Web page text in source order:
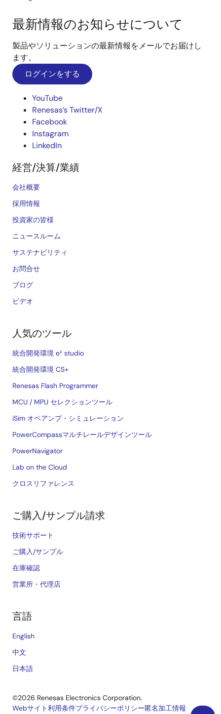
最新情報のお知らせについて
製品やソリューションの最新情報をメールでお届けし
ます。
ログインをする
YouTube
Renesas’s Twitter/X
Facebook
Instagram
LinkedIn
経営/決算/業績
会社概要
採用情報
投資家の皆様
ニュースルーム
サステナビリティ
お問合せ
ブログ
ビデオ
人気のツール
統合開発環境 e² studio
統合開発環境 CS+
Renesas Flash Programmer
MCU / MPU セレクションツール
iSim オペアンプ・シミュレーション
PowerCompassマルチレールデザインツール
PowerNavigator
Lab on the Cloud
クロスリファレンス
ご購入/サンプル請求
技術サポート
ご購入/サンプル
在庫確認
営業所・代理店
言語
English
中文
日本語
©2026 Renesas Electronics Corporation.
Webサイト利用条件プライバシーポリシー匿名加工情報